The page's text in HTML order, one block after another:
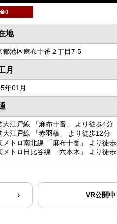
0
地
都港区麻布十番２丁目7-5
月
年01月
大江戸線 「麻布十番」 より徒歩4分
大江戸線 「赤羽橋」 より徒歩12分
メトロ南北線 「麻布十番」 より徒
メトロ日比谷線 「六本木」 より徒
VR公開中